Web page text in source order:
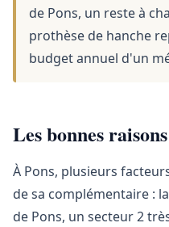
de Pons, un reste à
prothèse de hanche
budget annuel d'un
Les bonnes
À Pons, plusieurs
de sa complémentaire :
de Pons, un secteur 2